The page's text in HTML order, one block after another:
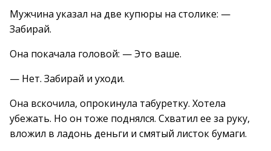
Мужчина указал на две купюры на столике: —
Забирай.
Она покачала головой: — Это ваше.
— Нет. Забирай и уходи.
Она вскочила, опрокинула табуретку. Хотела
убежать. Но он тоже поднялся. Схватил ее за руку,
вложил в ладонь деньги и смятый листок бумаги.